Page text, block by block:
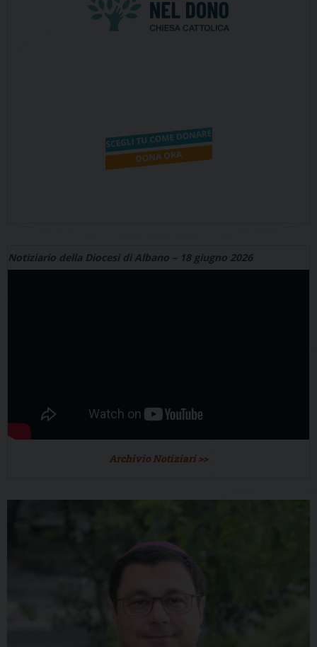
Notiziario della Diocesi di Albano – 18 giugno 2026
Archivio Notiziari >>